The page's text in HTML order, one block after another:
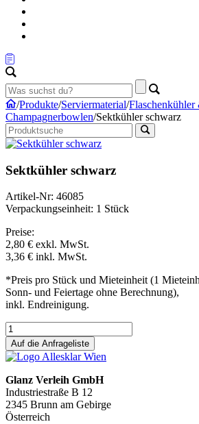
/Produkte/Serviermaterial/Flaschenkühler
Champagnerbowlen/Sektkühler schwarz
Sektkühler schwarz
Artikel-Nr: 46085
Verpackungseinheit: 1 Stück
Preise:
2,80 € exkl. MwSt.
3,36 € inkl. MwSt.
*Preis pro Stück und Mieteinheit (1
Sonn- und Feiertage ohne Berechnung),
inkl. Endreinigung.
Auf die Anfrageliste
Glanz Verleih GmbH
Industriestraße B 12
2345 Brunn am Gebirge
Österreich